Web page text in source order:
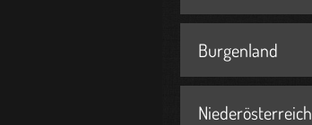
Burgenland
Niederösterreich